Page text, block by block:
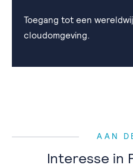
Toegang tot een
cloudomgeving.
AAN
Interesse in